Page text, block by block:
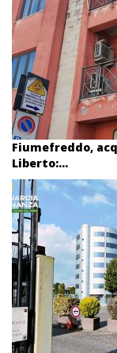
Fiumefreddo,
Liberto:...